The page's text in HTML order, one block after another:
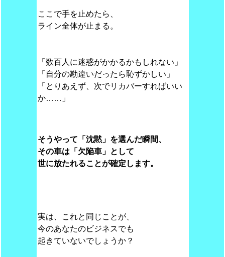
ここで手を止めたら、
ライン全体が止まる。
「数百人に迷惑がかかるかもしれない」
「自分の勘違いだったら恥ずかしい」
「とりあえず、次でリカバーすればいい
か……」
そうやって「沈黙」を選んだ瞬間、
その車は「欠陥車」として
世に放たれることが確定します。
実は、これと同じことが、
今のあなたのビジネスでも
起きていないでしょうか？